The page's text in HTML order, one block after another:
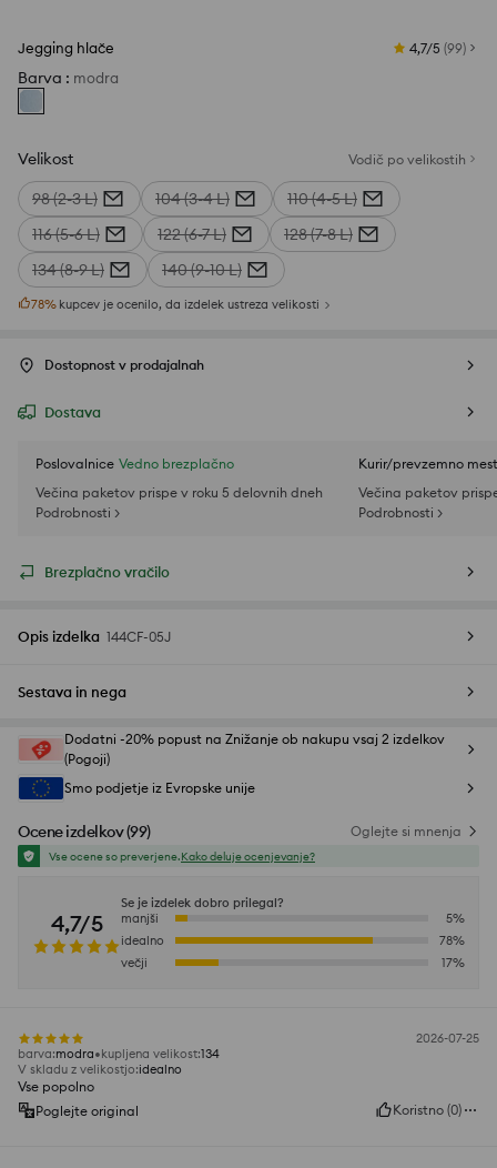
Jegging hlače 4,7/5 (99)
Barva : modra
Velikost Vodič po velikostih
98 (2-3 L) 104 (3-4 L)
110 (4-5 L)
116 (5-6 L)
122 (6-7 L)
128 (7-8 L)
134 (8-9 L)
140 (9-10 L)
78% kupcev je ocenilo, da izdelek ustreza velikosti
Dostopnost v prodajalnah
Dostava
Poslovalnice Vedno brezplačno
Večina paketov prispe v roku 5 delovnih dneh
Podrobnosti >
Kurir/prevzemno
Večina paketov
Podrobnosti >
Brezplačno vračilo
Opis izdelka 144CF-05J
Sestava in nega
Dodatni -20% popust na Znižanje ob nakupu vsaj 2 izdelkov
(Pogoji)
Smo podjetje iz Evropske unije
Ocene izdelkov(99) Oglejte si mnenja
Vse ocene so preverjene.Kako deluje ocenjevanje?
4,7/5
Se je izdelek dobro prilegal?
manjši
5%
idealno
78%
večji
17%
2026-07-25
barva:modra kupljena velikost:134
V skladu z velikostjo:idealno
Vse popolno
Poglejte original
Koristno (0)